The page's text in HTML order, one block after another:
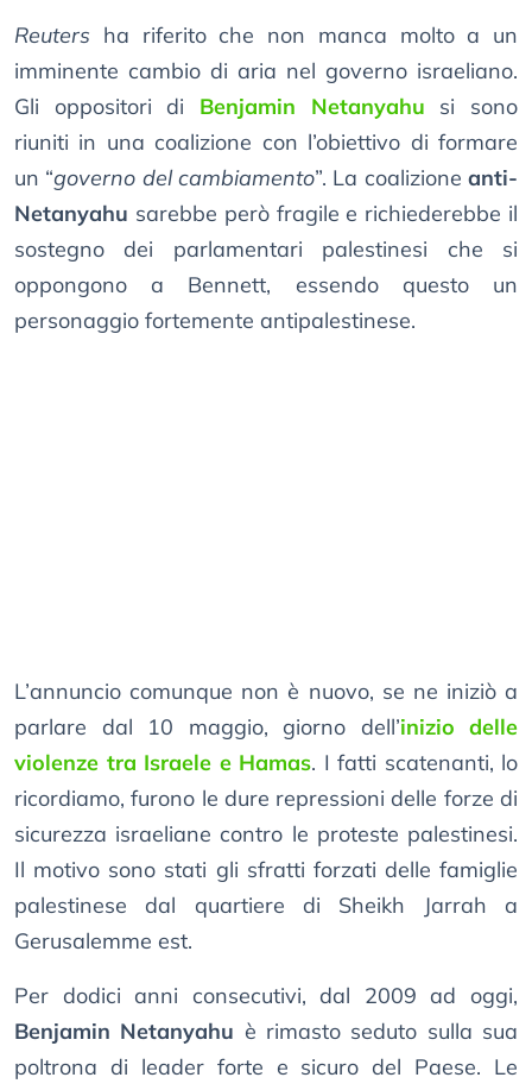
Reuters ha riferito che non manca molto a un
imminente cambio di aria nel governo israeliano.
Gli oppositori di Benjamin Netanyahu si sono
riuniti in una coalizione con l’obiettivo di formare
un “governo del cambiamento”. La coalizioneanti-
Netanyahu sarebbe però fragile e richiederebbe il
sostegno dei parlamentari palestinesi che si
oppongono a Bennett, essendo questo un
personaggio fortemente antipalestinese.
L’annuncio comunque non è nuovo, se ne iniziò a
parlare dal 10 maggio, giorno dell’inizio delle
violenze tra Israele e Hamas. I fatti scatenanti, lo
ricordiamo, furono le dure repressioni delle forze di
sicurezza israeliane contro le proteste palestinesi.
Il motivo sono stati gli sfratti forzati delle famiglie
palestinese dal quartiere di Sheikh Jarrah a
Gerusalemme est.
Per dodici anni consecutivi, dal 2009 ad oggi,
Benjamin Netanyahu è rimasto seduto sulla sua
poltrona di leader forte e sicuro del Paese. Le